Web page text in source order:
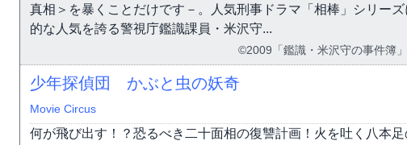
真相＞を暴くことだけです－。人気刑事ドラマ「相棒」シリー
的な人気を誇る警視庁鑑識課員・米沢守...
©2009「鑑識・米沢守の事件簿
少年探偵団 かぶと虫の妖奇
Movie Circus
何が飛び出す！？恐るべき二十面相の復讐計画！火を吐く八本